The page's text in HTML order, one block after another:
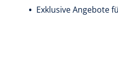
Exklusive Angebote